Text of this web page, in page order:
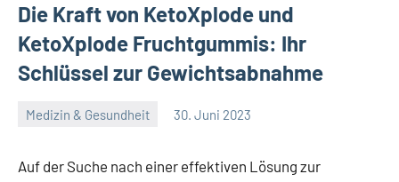
Die Kraft von KetoXplode und
KetoXplode Fruchtgummis: Ihr
Schlüssel zur Gewichtsabnahme
Medizin & Gesundheit 30. Juni 2023
Auf der Suche nach einer effektiven Lösung zur